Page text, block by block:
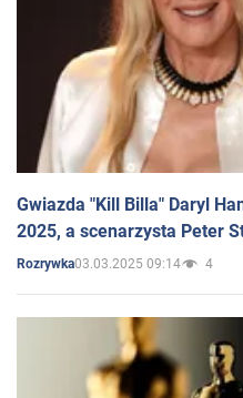
Gwiazda "Kill Billa" Daryl
2025, a scenarzysta Peter
Rozrywka03.03.2025 09:14 4